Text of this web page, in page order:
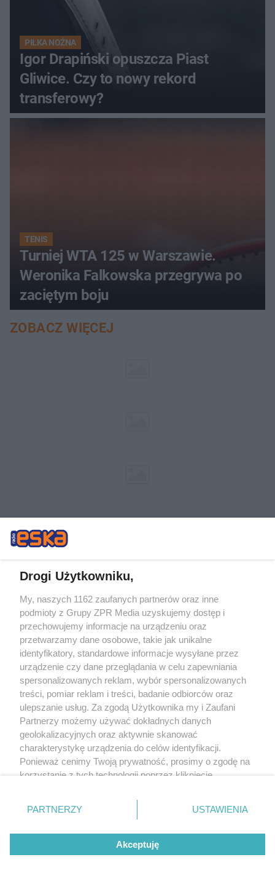
PIŁKA NOŻNA
Igor Drapiński opuszcza Piast
Gliwice. Czy to nowy rekord
transferowy?
TENIS
Turniej WTA 125 w Warszawie.
Weronika Falkowska przegrywa po
zaciętym boju
ZOBACZ WIĘCEJ
Żaden utwór zamieszczony w serwisie nie może być powielany i
rozpowszechniany lub dalej rozpowszechniany w jakikolwiek sposób (w
tym także elektroniczny lub mechaniczny) na jakimkolwiek polu
eksploatacji w jakiejkolwiek formie, włącznie z umieszczaniem w Internecie
bez pisemnej zgody właściciela praw. Jakiekolwiek użycie lub
wykorzystanie utworów w całości lub w części z naruszeniem prawa, tzn.
bez właściwej zgody, jest zabronione pod groźbą kary i może być ścigane
prawnie.
O nas
Drogi Użytkowniku,
My, naszych 1162 zaufanych partnerów oraz inne
podmioty z Grupy ZPR Media uzyskujemy dostęp i
przechowujemy informacje na urządzeniu oraz
przetwarzamy dane osobowe, takie jak unikalne
identyfikatory, standardowe informacje wysyłane przez
urządzenie czy dane przeglądania w celu zapewniania
spersonalizowanych reklam, wybór spersonalizowanych
treści, pomiar reklam i treści, badanie odbiorców oraz
ulepszanie usług. Za zgodą Użytkownika my i Zaufani
Partnerzy możemy używać dokładnych danych
geolokalizacyjnych oraz aktywnie skanować
charakterystykę urządzenia do celów identyfikacji.
Ponieważ cenimy Twoją prywatność, prosimy o zgodę na
korzystanie z tych technologii poprzez kliknięcie
zmienić/wycofać klikając przycisk ustawień prywatności
znajdujący się w lewym dolnym rogu strony
rodzaje przetwarzania danych nie wymagają zgody
użytkownika, ale masz prawo sprzeciwić się takiemu
przetwarzaniu. Preferencje będą miały zastosowanie tylko
PARTNERZY USTAWIENIA
Akceptuję